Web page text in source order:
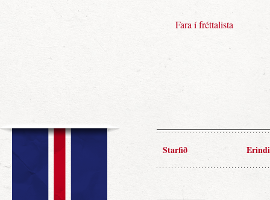
Fara í fréttalista
Starfið Erindi